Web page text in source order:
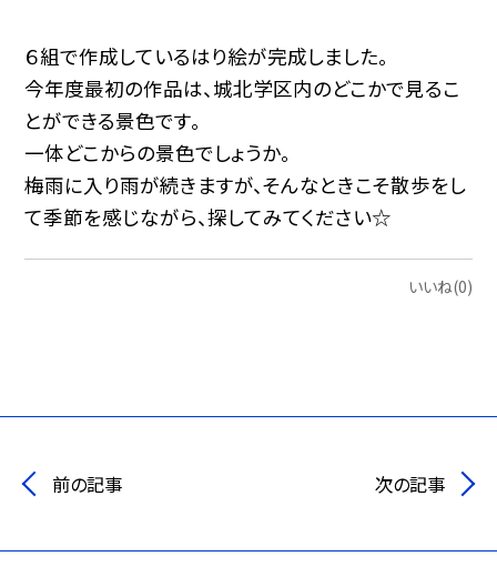
６組で作成しているはり絵が完成しました。
今年度最初の作品は、城北学区内のどこかで見るこ
とができる景色です。
一体どこからの景色でしょうか。
梅雨に入り雨が続きますが、そんなときこそ散歩をし
て季節を感じながら、探してみてください☆
いいね(0)
前の記事 次の記事